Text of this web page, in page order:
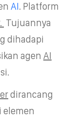
AI. Platform
Tujuannya
dihadapi
agen AI
dirancang